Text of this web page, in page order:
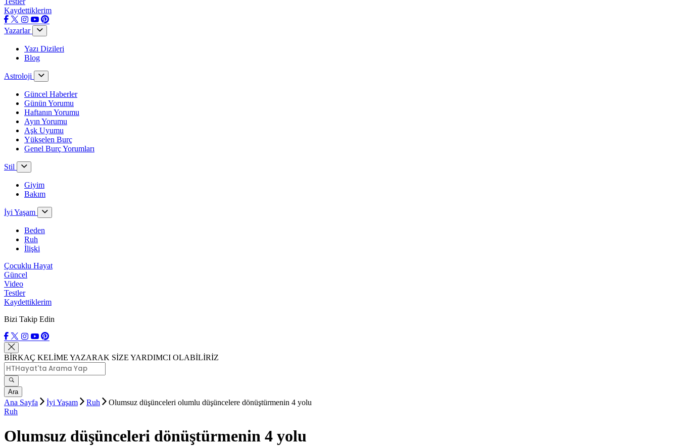
Kaydettiklerim
Yazarlar
Yazı Dizileri
Blog
Astroloji
Güncel Haberler
Günün Yorumu
Haftanın Yorumu
Ayın Yorumu
Aşk Uyumu
Yükselen Burç
Genel Burç Yorumları
Stil
Giyim
Bakım
İyi Yaşam
Beden
Ruh
İlişki
Çocuklu Hayat
Güncel
Video
Testler
Kaydettiklerim
Bizi Takip Edin
BİRKAÇ KELİME YAZARAK SİZE YARDIMCI OLABİLİRİZ
Ara
Ana Sayfa İyi Yaşam Ruh
Olumsuz düşünceleri olumlu düşüncelere dönüştürmenin 4 yolu
Ruh
Olumsuz düşünceleri dönüştürmenin 4 yolu